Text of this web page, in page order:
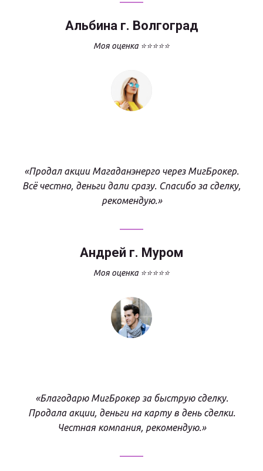
Альбина г. Волгоград
Моя оценка ⭐⭐⭐⭐⭐
«Продал акции Магаданэнерго через МигБрокер.
Всё честно, деньги дали сразу. Спасибо за сделку,
рекомендую.»
Андрей г. Муром
Моя оценка ⭐⭐⭐⭐⭐
«Благодарю МигБрокер за быструю сделку.
Продала акции, деньги на карту в день сделки.
Честная компания, рекомендую.»